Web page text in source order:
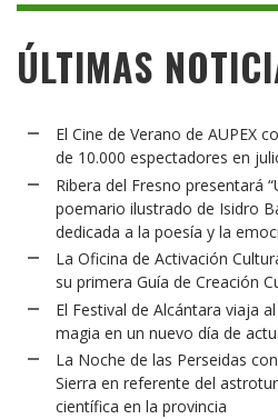
ÚLTIMAS
El Cine de Verano de AUPEX
de 10.000 espectadores en
Ribera del Fresno presentará
poemario ilustrado de Isidro
dedicada a la poesía y la
La Oficina de Activación
su primera Guía de Creación
El Festival de Alcántara viaja
magia en un nuevo día de
La Noche de las Perseidas
Sierra en referente del
científica en la provincia